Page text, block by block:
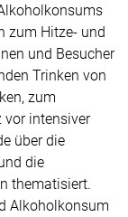
zum Hitze- und
und Besucher
Trinken von
zum
vor intensiver
über die
die
thematisiert.
Alkoholkonsum